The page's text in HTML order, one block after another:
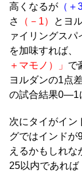
高くなるが （＋
さ
（－1） とヨ
ァイリングスパ
を加味すれば、
＋マモノ）」 で
ヨルダンの1点
の試合結果0―1
次にタイがイ
グではインドが
えるかもしれ
25以内であれ